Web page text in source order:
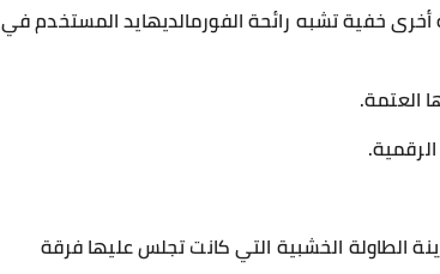
أخرى خفية تشبه رائحة الفورمالديهايد المستخدم في
العتمة.
الطاولة الخشبية التي كانت تجلس عليها فرقة